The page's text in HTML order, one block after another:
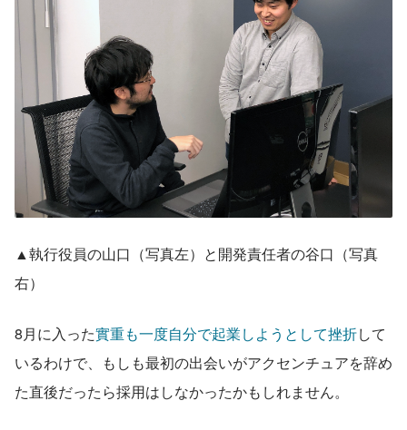
▲執行役員の山口（写真左）と開発責任者の谷口（写真
右）
8月に入った實重も一度自分で起業しようとして挫折して
いるわけで、もしも最初の出会いがアクセンチュアを辞め
た直後だったら採用はしなかったかもしれません。